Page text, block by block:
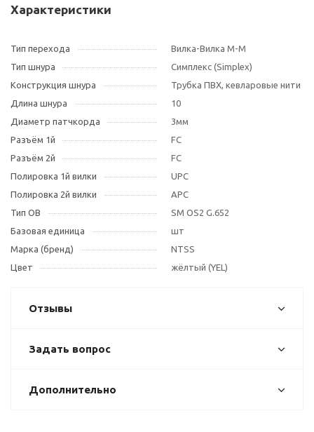
Характеристики
Тип перехода
Вилка-Вилка M-M
Тип шнура
Симплекс (Simplex)
Конструкция шнура
Трубка ПВХ, кевларовые нити
Длина шнура
10
Диаметр патчкорда
3мм
Разъём 1й
FC
Разъём 2й
FC
Полировка 1й вилки
UPC
Полировка 2й вилки
APC
Тип OB
SM OS2 G.652
Базовая единица
шт
Марка (бренд)
NTSS
Цвет
жёлтый (YEL)
Отзывы
Задать вопрос
Дополнительно